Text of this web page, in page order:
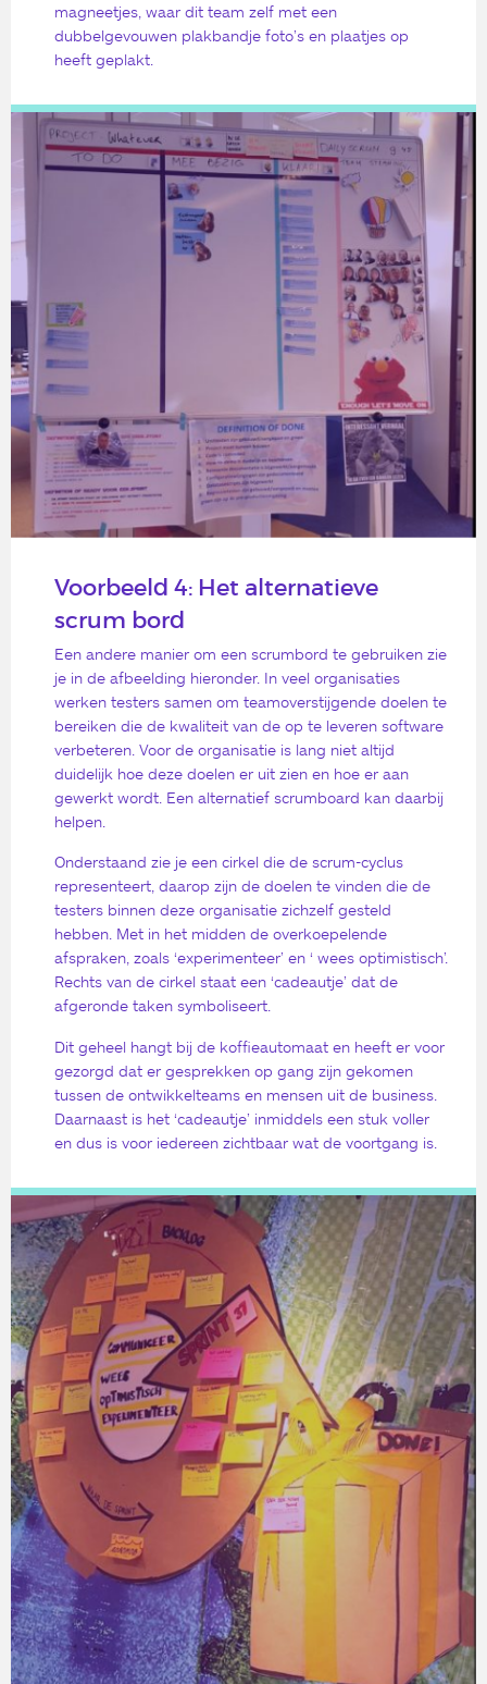
magneetjes, waar dit team zelf met een
dubbelgevouwen plakbandje foto’s en plaatjes op
heeft geplakt.
Voorbeeld 4: Het alternatieve
scrum bord
Een andere manier om een scrumbord te gebruiken zie
je in de afbeelding hieronder. In veel organisaties
werken testers samen om teamoverstijgende doelen te
bereiken die de kwaliteit van de op te leveren software
verbeteren. Voor de organisatie is lang niet altijd
duidelijk hoe deze doelen er uit zien en hoe er aan
gewerkt wordt. Een alternatief scrumboard kan daarbij
helpen.
Onderstaand zie je een cirkel die de scrum-cyclus
representeert, daarop zijn de doelen te vinden die de
testers binnen deze organisatie zichzelf gesteld
hebben. Met in het midden de overkoepelende
afspraken, zoals ‘experimenteer’ en ‘ wees optimistisch’.
Rechts van de cirkel staat een ‘cadeautje’ dat de
afgeronde taken symboliseert.
Dit geheel hangt bij de koffieautomaat en heeft er voor
gezorgd dat er gesprekken op gang zijn gekomen
tussen de ontwikkelteams en mensen uit de business.
Daarnaast is het ‘cadeautje’ inmiddels een stuk voller
en dus is voor iedereen zichtbaar wat de voortgang is.